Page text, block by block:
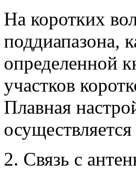
На коротких
поддиапазона,
определенной
участков
Плавная
2. Связь с